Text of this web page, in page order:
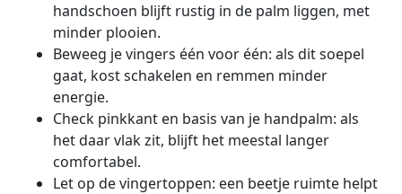
handschoen blijft rustig in de palm liggen, met
minder plooien.
Beweeg je vingers één voor één: als dit soepel
gaat, kost schakelen en remmen minder
energie.
Check pinkkant en basis van je handpalm: als
het daar vlak zit, blijft het meestal langer
comfortabel.
Let op de vingertoppen: een beetje ruimte helpt